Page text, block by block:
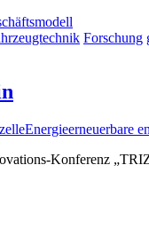
Forschung
Energieerneuerbare
Konferenz